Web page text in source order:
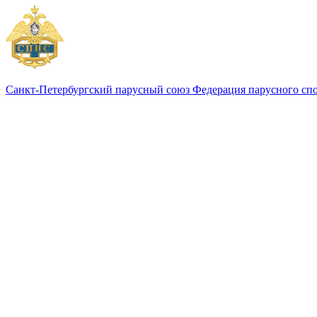
Санкт-Петербургский парусный союз Федерация парусного